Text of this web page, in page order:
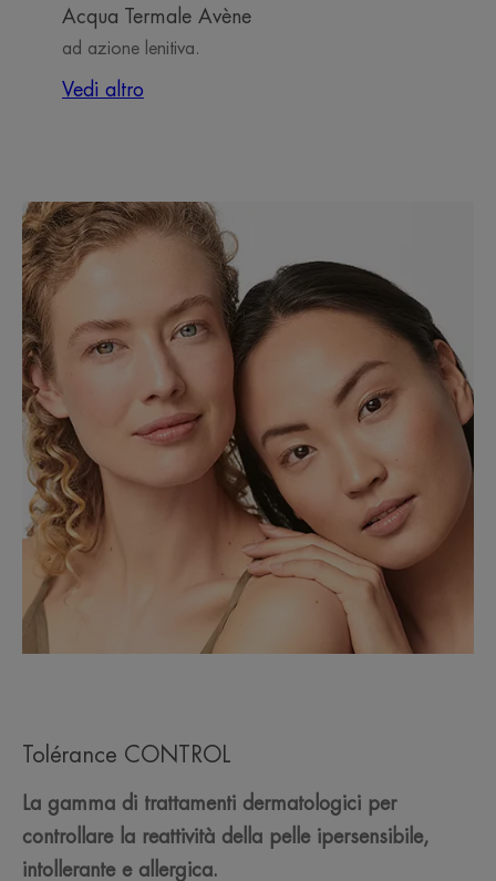
Acqua Termale Avène
ad azione lenitiva.
Vedi altro
Tolérance CONTROL
La gamma di trattamenti dermatologici per
controllare la reattività della pelle ipersensibile,
intollerante e allergica.